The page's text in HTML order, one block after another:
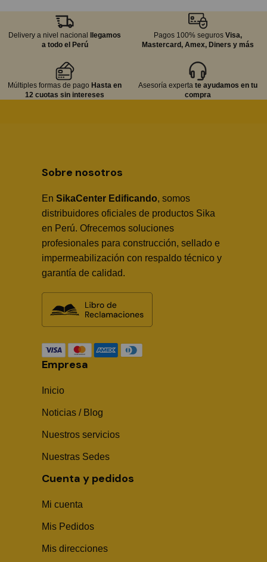
Delivery a nivel nacional
llegamos
a todo el Perú
Múltiples formas de pago Hasta en
12 cuotas sin intereses
Pagos 100% seguros Visa,
Mastercard, Amex, Diners y más
Asesoría experta te ayudamos en tu
compra
Sobre nosotros
En SikaCenter Edificando, somos
distribuidores oficiales de productos Sika
en Perú. Ofrecemos soluciones
profesionales para construcción, sellado e
impermeabilización con respaldo técnico y
garantía de calidad.
Empresa
Inicio
Noticias / Blog
Nuestros servicios
Nuestras Sedes
Cuenta y pedidos
Mi cuenta
Mis Pedidos
Mis direcciones